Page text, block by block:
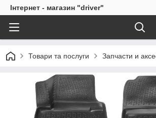
Інтернет - магазин "driver"
Товари та послуги Запчасти и